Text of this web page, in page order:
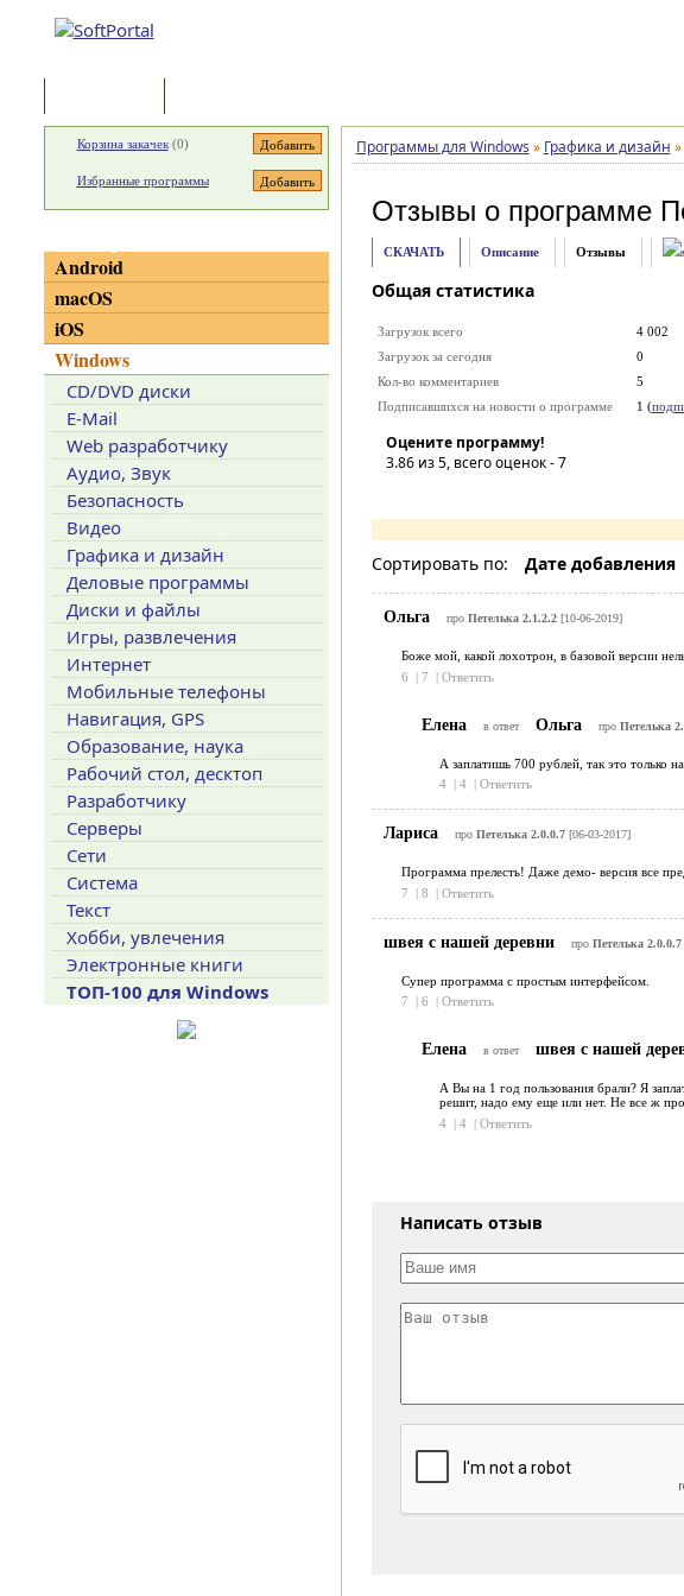
Программы для Windows » Графика и дизайн »
Отзывы о программе
СКАЧАТЬ Описание Отзывы
Общая статистика
Загрузок всего
4 002
Загрузок за сегодня
0
Кол-во комментариев
5
Подписавшихся на новости о программе
1 (
Оцените программу!
3.86из 5, всего оценок -7
Сортировать по: Дате добавления
Ольга про Петелька 2.1.2.2[10-06-2019]
Боже мой, какой лохотрон, в базовой версии
6
| 7 | Ответить
Елена в ответ Ольга про Петелька
А заплатишь 700 рублей, так это только
4 | 4 | Ответить
Лариса про Петелька 2.0.0.7[06-03-2017]
Программа прелесть! Даже демо- версия все
7
| 8 | Ответить
швея с нашей деревни про Петелька 2.0.0.7
Супер программа с простым интерфейсом.
7
| 6 | Ответить
Елена в ответ швея с нашей
А Вы на 1 год пользования брали? Я
решит, надо ему еще или нет. Не все ж
4 | 4 | Ответить
Написать отзыв
Корзина закачек(0)
Избранные программы
Android
macOS
iOS
Windows
CD/DVD диски
E-Mail
Web разработчику
Аудио, Звук
Безопасность
Видео
Графика и дизайн
Деловые программы
Диски и файлы
Игры, развлечения
Интернет
Мобильные телефоны
Навигация, GPS
Образование, наука
Рабочий стол, десктоп
Разработчику
Серверы
Сети
Система
Текст
Хобби, увлечения
Электронные книги
ТОП-100 для Windows